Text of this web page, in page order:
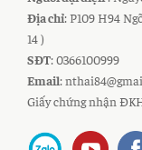
Địa chỉ: P109 H94
14 )
SĐT: 0366100999
Email:
Giấy chứng nhận